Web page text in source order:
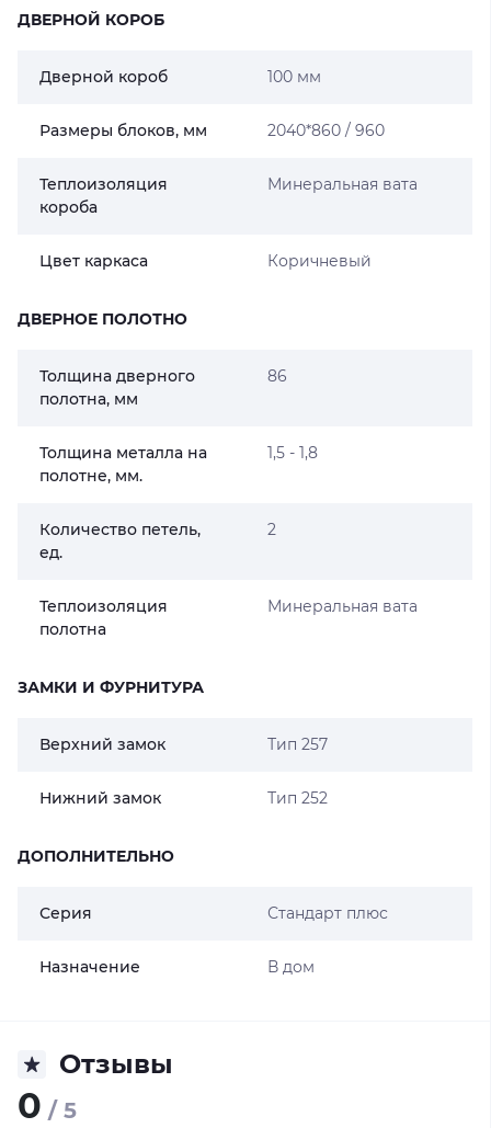
ДВЕРНОЙ КОРОБ
Дверной короб 100 мм
Размеры блоков, мм 2040*860 / 960
Теплоизоляция
короба
Минеральная вата
Цвет каркаса Коричневый
ДВЕРНОЕ ПОЛОТНО
Толщина дверного
полотна, мм
86
Толщина металла на
полотне, мм.
1,5 - 1,8
Количество петель,
ед.
2
Теплоизоляция
полотна
Минеральная вата
ЗАМКИ И ФУРНИТУРА
Верхний замок Тип 257
Нижний замок Тип 252
ДОПОЛНИТЕЛЬНО
Серия Стандарт плюс
Назначение В дом
Отзывы
0 / 5